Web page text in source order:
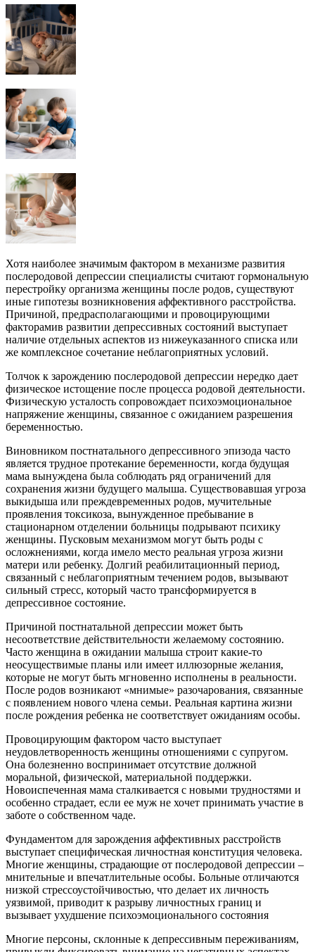
Хотя наиболее значимым фактором в механизме развития
послеродовой депрессии специалисты считают гормональную
перестройку организма женщины после родов, существуют
иные гипотезы возникновения аффективного расстройства.
Причиной, предрасполагающими и провоцирующими
факторамив развитии депрессивных состояний выступает
наличие отдельных аспектов из нижеуказанного списка или
же комплексное сочетание неблагоприятных условий.
Толчок к зарождению послеродовой депрессии нередко дает
физическое истощение после процесса родовой деятельности.
Физическую усталость сопровождает психоэмоциональное
напряжение женщины, связанное с ожиданием разрешения
беременностью.
Виновником постнатального депрессивного эпизода часто
является трудное протекание беременности, когда будущая
мама вынуждена была соблюдать ряд ограничений для
сохранения жизни будущего малыша. Существовавшая угроза
выкидыша или преждевременных родов, мучительные
проявления токсикоза, вынужденное пребывание в
стационарном отделении больницы подрывают психику
женщины. Пусковым механизмом могут быть роды с
осложнениями, когда имело место реальная угроза жизни
матери или ребенку. Долгий реабилитационный период,
связанный с неблагоприятным течением родов, вызывают
сильный стресс, который часто трансформируется в
депрессивное состояние.
Причиной постнатальной депрессии может быть
несоответствие действительности желаемому состоянию.
Часто женщина в ожидании малыша строит какие-то
неосуществимые планы или имеет иллюзорные желания,
которые не могут быть мгновенно исполнены в реальности.
После родов возникают «мнимые» разочарования, связанные
с появлением нового члена семьи. Реальная картина жизни
после рождения ребенка не соответствует ожиданиям особы.
Провоцирующим фактором часто выступает
неудовлетворенность женщины отношениями с супругом.
Она болезненно воспринимает отсутствие должной
моральной, физической, материальной поддержки.
Новоиспеченная мама сталкивается с новыми трудностями и
особенно страдает, если ее муж не хочет принимать участие в
заботе о собственном чаде.
Фундаментом для зарождения аффективных расстройств
выступает специфическая личностная конституция человека.
Многие женщины, страдающие от послеродовой депрессии –
мнительные и впечатлительные особы. Больные отличаются
низкой стрессоустойчивостью, что делает их личность
уязвимой, приводит к разрыву личностных границ и
вызывает ухудшение психоэмоционального состояния
Многие персоны, склонные к депрессивным переживаниям,